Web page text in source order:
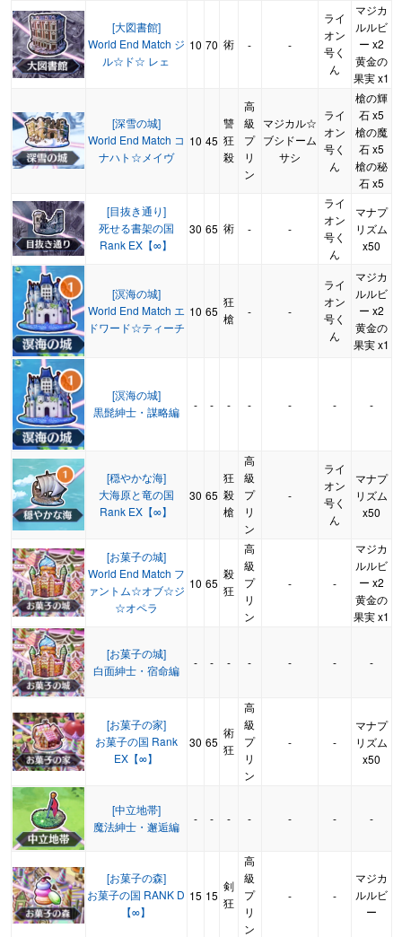
[大図書館]
World End Match ジ
ル☆ド☆ レェ
10 70 術 - -
ライ
オン
号く
ん
マジカ
ルルビ
ー x2
黄金の
果実 x1
[深雪の城]
World End Match コ
ナハト☆メイヴ
10 45
讐
狂
殺
高
級
プ
リ
ン
マジカル☆
ブシドーム
サシ
ライ
オン
号く
ん
槍の輝
石 x5
槍の魔
石 x5
槍の秘
石 x5
[目抜き通り]
死せる書架の国
Rank EX【∞】
30 65 術 - -
ライ
オン
号く
ん
マナプ
リズム
x50
[溟海の城]
World End Match エ
ドワード☆ティーチ
10 65
狂
槍
- -
ライ
オン
号く
ん
マジカ
ルルビ
ー x2
黄金の
果実 x1
[溟海の城]
黒髭紳士・謀略編
- - - - - - -
[穏やかな海]
大海原と竜の国
Rank EX【∞】
30 65
狂
殺
槍
高
級
プ
リ
ン
-
ライ
オン
号く
ん
マナプ
リズム
x50
[お菓子の城]
World End Match フ
ァントム☆オブ☆ジ
☆オペラ
10 65
殺
狂
高
級
プ
リ
ン
- -
マジカ
ルルビ
ー x2
黄金の
果実 x1
[お菓子の城]
白面紳士・宿命編
- - - - - - -
[お菓子の家]
お菓子の国 Rank
EX【∞】
30 65
術
狂
高
級
プ
リ
ン
- -
マナプ
リズム
x50
[中立地帯]
魔法紳士・邂逅編
- - - - - - -
[お菓子の森]
お菓子の国 RANK D
【∞】
15 15
剣
狂
高
級
プ
リ
ン
- -
マジカ
ルルビ
ー